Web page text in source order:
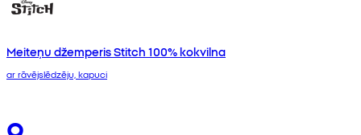
Meiteņu džemperis Stitch 100% kokvilna
ar rāvējslēdzēju, kapuci